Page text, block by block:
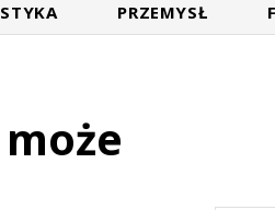
PRZEMYSŁ